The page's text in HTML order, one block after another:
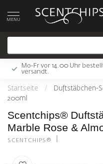
MENU
Mo-Fr vor 14.00 Uhr
versandt.
Startseite /
Duftstäbchen-
200ml
Scentchips®
Marble Rose &
SCENTCHIPS®